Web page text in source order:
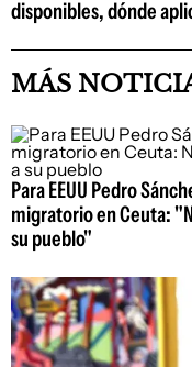
disponibles, dónde
MÁS
Para EEUU Pedro
migratorio en Ceuta:
su pueblo"